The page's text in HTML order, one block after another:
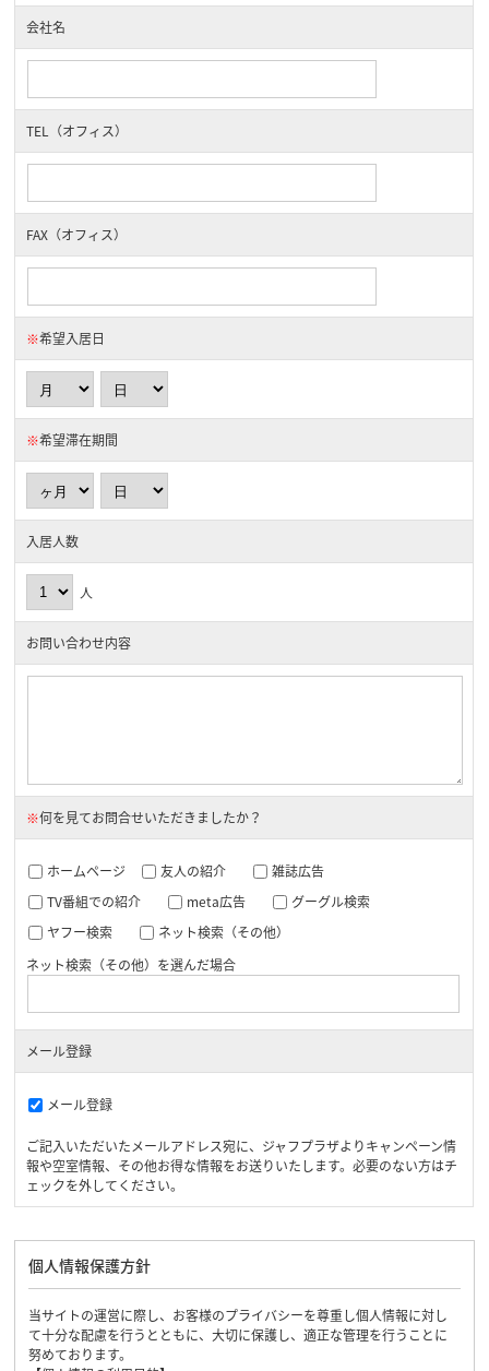
会社名
TEL（オフィス）
FAX（オフィス）
※希望入居日
※希望滞在期間
入居人数
人
お問い合わせ内容
※何を見てお問合せいただきましたか？
ホームページ 友人の紹介
雑誌広告
TV番組での紹介
meta広告
グーグル検索
ヤフー検索
ネット検索（その他）
ネット検索（その他）を選んだ場合
メール登録
メール登録
ご記入いただいたメールアドレス宛に、ジャフプラザよりキャンペーン情
報や空室情報、その他お得な情報をお送りいたします。必要のない方はチ
ェックを外してください。
個人情報保護方針
当サイトの運営に際し、お客様のプライバシーを尊重し個人情報に対し
て十分な配慮を行うとともに、大切に保護し、適正な管理を行うことに
努めております。